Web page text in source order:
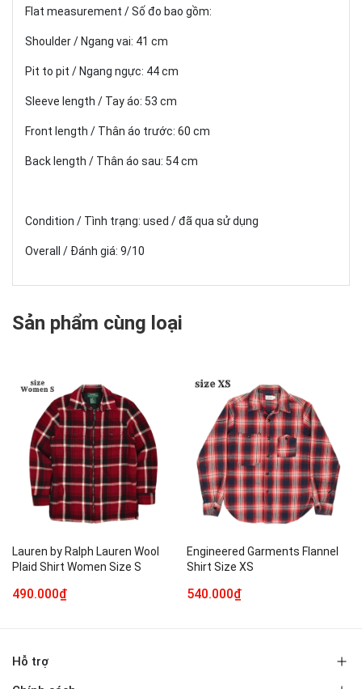
Flat measurement / Số đo bao gồm:
Shoulder / Ngang vai: 41 cm
Pit to pit / Ngang ngực: 44 cm
Sleeve length / Tay áo: 53 cm
Front length / Thân áo trước: 60 cm
Back length / Thân áo sau: 54 cm
Condition / Tình trạng: used / đã qua sử dụng
Overall / Đánh giá: 9/10
Sản phẩm cùng loại
Lauren by Ralph Lauren Wool
Plaid Shirt Women Size S
490.000₫
Engineered Garments Flannel
Shirt Size XS
540.000₫
Hỗ trợ